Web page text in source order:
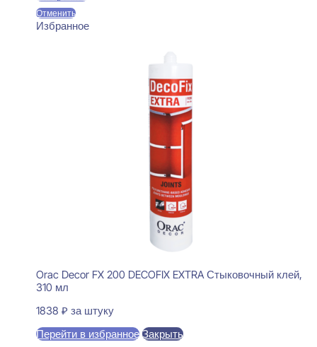
Отменить
Избранное
Orac Decor FX 200 DECOFIX EXTRA Стыковочный клей,
310 мл
1838 ₽ за штуку
Перейти в избранное Закрыть